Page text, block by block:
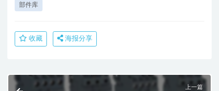
部件库
收藏 海报分享
上一篇